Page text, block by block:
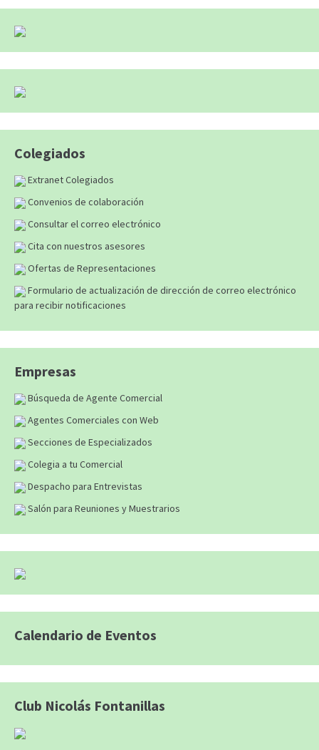
Colegiados
Extranet Colegiados
Convenios de colaboración
Consultar el correo electrónico
Cita con nuestros asesores
Ofertas de Representaciones
Formulario de actualización de dirección de correo electrónico
para recibir notificaciones
Empresas
Búsqueda de Agente Comercial
Agentes Comerciales con Web
Secciones de Especializados
Colegia a tu Comercial
Despacho para Entrevistas
Salón para Reuniones y Muestrarios
Calendario de Eventos
Club Nicolás Fontanillas